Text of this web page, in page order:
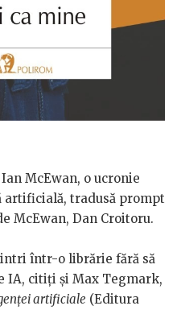
McEwan, o ucronie
tradusă prompt
McEwan, Dan Croitoru.
într-o librărie fără să
IA, citiți și Max Tegmark,
artificiale (Editura